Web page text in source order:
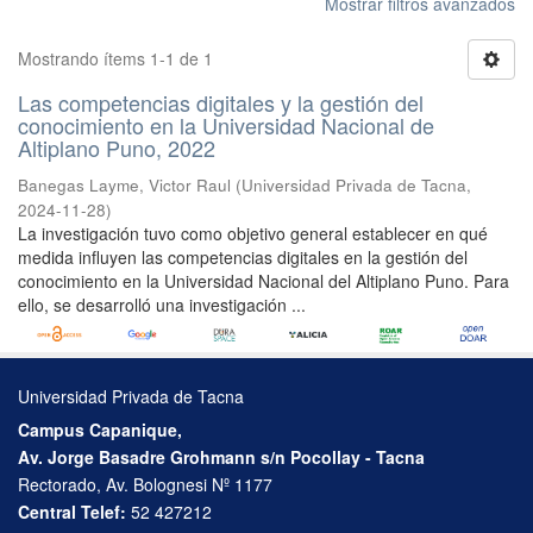
Mostrando ítems 1-1 de 1
Las competencias digitales y la gestión del
conocimiento en la Universidad Nacional de
Altiplano Puno, 2022
Banegas Layme, Victor Raul (Universidad Privada de Tacna,
2024-11-28)
La investigación tuvo como objetivo general establecer en qué
medida influyen las competencias digitales en la gestión del
conocimiento en la Universidad Nacional del Altiplano Puno. Para
ello, se desarrolló una investigación ...
Universidad Privada de Tacna
Campus Capanique,
Av. Jorge Basadre Grohmann s/n Pocollay - Tacna
Rectorado, Av. Bolognesi Nº 1177
Central Telef: 52 427212